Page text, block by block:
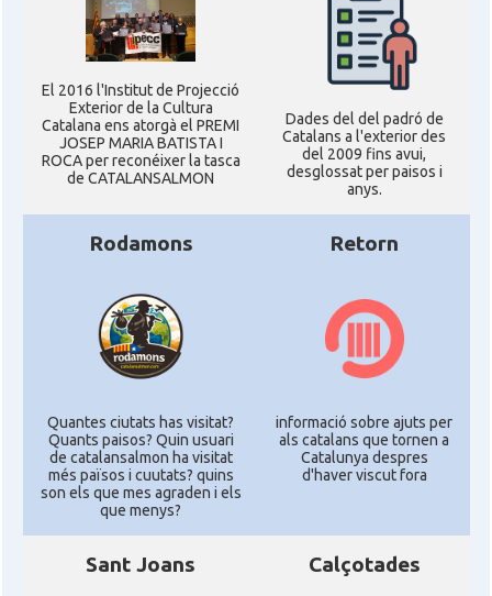
El 2016 l'Institut de Projecció
Exterior de la Cultura
Catalana ens atorgà el PREMI
JOSEP MARIA BATISTA I
ROCA per reconéixer la tasca
de CATALANSALMON
Dades del del padró de
Catalans a l'exterior des
del 2009 fins avui,
desglossat per paisos i
anys.
Rodamons
Quantes ciutats has visitat?
Quants paisos? Quin usuari
de catalansalmon ha visitat
més països i cuutats? quins
son els que mes agraden i els
que menys?
Retorn
informació sobre ajuts per
als catalans que tornen a
Catalunya despres
d'haver viscut fora
Sant Joans Calçotades